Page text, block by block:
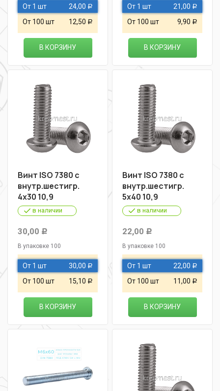
От 1 шт 24,00 Р
От 100 шт 12,50 Р
В КОРЗИНУ
От 1 шт 21,00 Р
От 100 шт 9,90 Р
В КОРЗИНУ
Винт ISO 7380 с
внутр.шестигр.
4х30 10,9
в наличии
30,00 Р
В упаковке 100
От 1 шт 30,00 Р
От 100 шт 15,10 Р
В КОРЗИНУ
Винт ISO 7380 с
внутр.шестигр.
5х40 10,9
в наличии
22,00 Р
В упаковке 100
От 1 шт 22,00 Р
От 100 шт 11,00 Р
В КОРЗИНУ